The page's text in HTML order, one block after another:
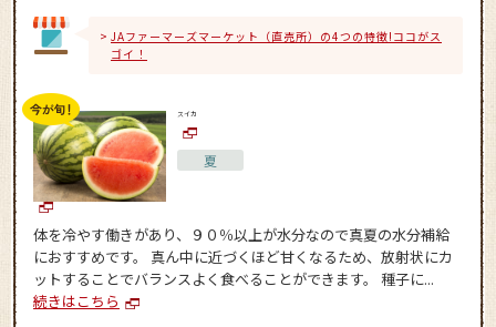
JAファーマーズマーケット（直売所）の4つの特徴!ココがス
ゴイ！
スイカ
夏
体を冷やす働きがあり、９０％以上が水分なので真夏の水分補給
におすすめです。 真ん中に近づくほど甘くなるため、放射状にカ
ットすることでバランスよく食べることができます。 種子に...
続きはこちら